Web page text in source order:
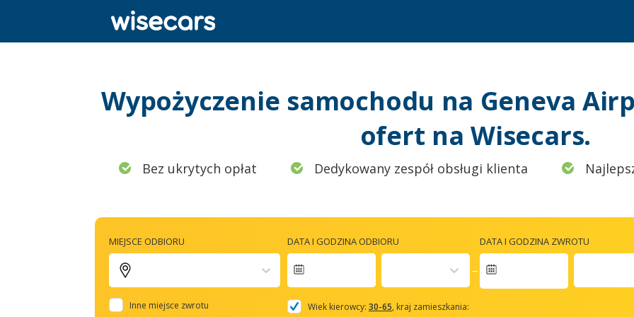
Wypożyczenie samochodu na Geneva
ofert na Wisecars.
Bez ukrytych opłat Dedykowany zespół obsługi klienta
MIEJSCE ODBIORU
Inne miejsce zwrotu
DATA I GODZINA ODBIORU
to
DATA I GODZINA ZWROTU
Wiek kierowcy:30-65, kraj zamieszkania: